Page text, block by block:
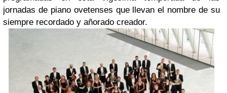
jornadas de piano ovetenses que llevan el nombre de su
siempre recordado y añorado creador.